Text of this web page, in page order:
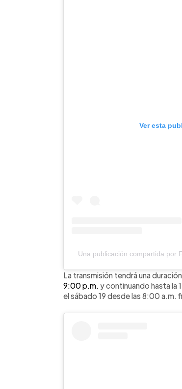
Ver esta
Una publicación compartida por
La transmisión tendrá una
9:00 p.m. y continuando hasta la
el sábado 19 desde las 8:00 a.m.